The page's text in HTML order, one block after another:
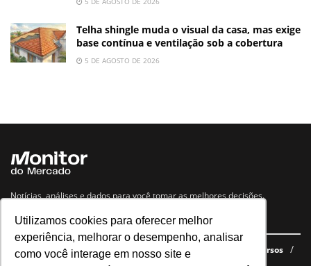
Utilizamos cookies para oferecer melhor
experiência, melhorar o desempenho, analisar
como você interage em nosso site e
Telha shingle muda o visual da casa, mas exige
base contínua e ventilação sob a cobertura
5 DE AGOSTO DE 2026
Notícias, análises e dados para você tomar as melhores decisões.
Navegue no site
Últimas notícias Quem somos E-books gratuitos
Cursos